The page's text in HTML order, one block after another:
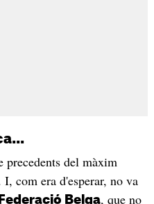
precedents del màxim
com era d'esperar, no va
Federació Belga, que no